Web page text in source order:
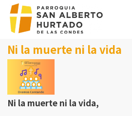
Click acá para ir directamente al
CONTACTO
MISAS
OFICINA PARROQUIAL
EVANGELIO DEL DIA
PREVENCIÓN DE ABUSOS
Ni la muerte ni la vida
Ni la muerte ni la vida,